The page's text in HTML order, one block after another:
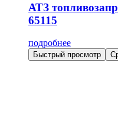
АТЗ
65115
подробнее
Быстрый просмотр